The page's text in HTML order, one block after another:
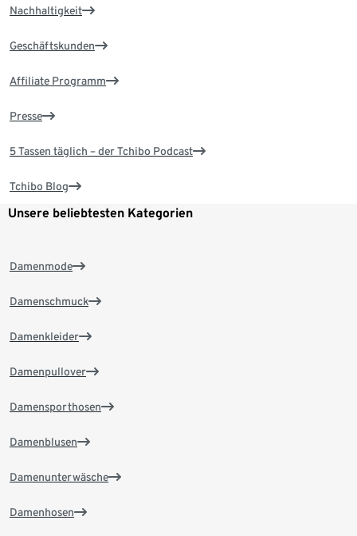
Nachhaltigkeit
Geschäftskunden
Affiliate Programm
Presse
5 Tassen täglich – der Tchibo Podcast
Tchibo Blog
Unsere beliebtesten Kategorien
Damenmode
Damenschmuck
Damenkleider
Damenpullover
Damensporthosen
Damenblusen
Damenunterwäsche
Damenhosen